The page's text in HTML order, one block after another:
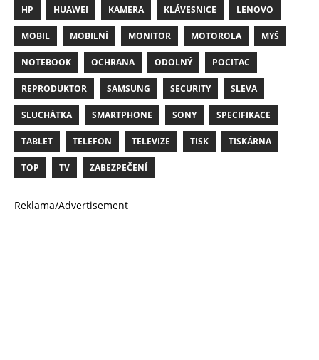
HP HUAWEI KAMERA KLÁVESNICE LENOVO
MOBIL MOBILNÍ MONITOR MOTOROLA MYŠ
NOTEBOOK OCHRANA ODOLNÝ POCITAC
REPRODUKTOR SAMSUNG SECURITY SLEVA
SLUCHÁTKA SMARTPHONE SONY SPECIFIKACE
TABLET TELEFON TELEVIZE TISK TISKÁRNA
TOP TV ZABEZPEČENÍ
Reklama/Advertisement